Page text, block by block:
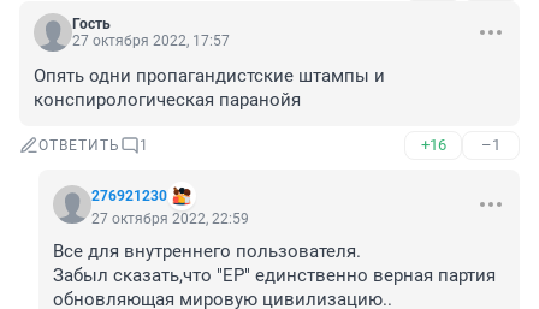
Гость
27 октября 2022, 17:57
Опять одни пропагандистские штампы и
конспирологическая паранойя
ОТВЕТИТЬ 1 +16 –1
276921230
27 октября 2022, 22:59
Все для внутреннего пользователя.
Забыл сказать,что "ЕР" единственно верная партия
обновляющая мировую цивилизацию..